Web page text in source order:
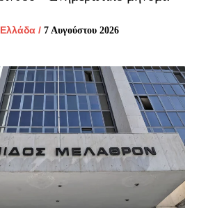
Ελλάδα/ 7 Αυγούστου 2026